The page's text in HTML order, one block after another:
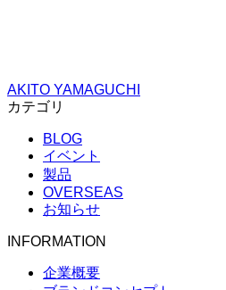
AKITO YAMAGUCHI
カテゴリ
BLOG
イベント
製品
OVERSEAS
お知らせ
INFORMATION
企業概要